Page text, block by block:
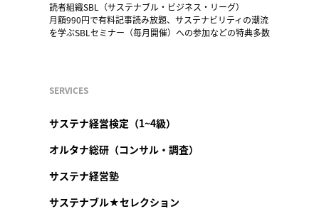
読者組織SBL（サステナブル・ビジネス・リーグ）
月額990円で有料記事読み放題、サステナビリティの潮流
を学ぶSBLセミナー（毎月開催）への参加などの特典多数
SERVICES
サステナ経営検定（1~4級）
オルタナ総研（コンサル・調査）
サステナ経営塾
サステナブル★セレクション